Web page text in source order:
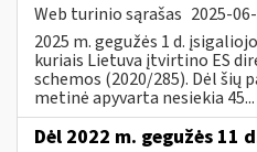
Web turinio sąrašas 2025-
2025 m. gegužės 1 d.
kuriais Lietuva įtvirtino ES
schemos (2020/285). Dėl šių
metinė apyvarta nesiekia 45...
Dėl 2022 m. gegužės 11